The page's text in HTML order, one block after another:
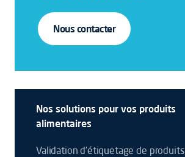
Nous contacter
Nos solutions pour vos produits
alimentaires
Validation d’étiquetage de produits